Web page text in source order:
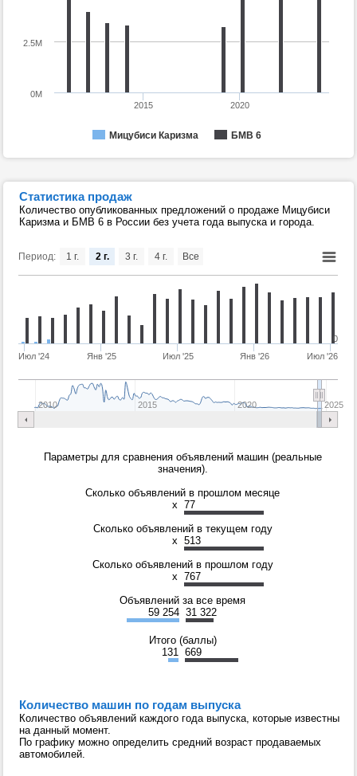
Мицубиси Каризма БМВ 6
2015 2020
0M
2.5M
Статистика продаж
Количество опубликованных предложений о продаже Мицубиси
Каризма и БМВ 6 в России без учета года выпуска и города.
Период:
Июл '24 Янв '25 Июл '25 Янв '26 Июл '26
2010 2015 2020 2025
0
1 г. 2 г. 3 г. 4 г. Все
Параметры для сравнения объявлений машин (реальные
значения).
Сколько объявлений в прошлом месяце
x 77
Сколько объявлений в текущем году
x 513
Сколько объявлений в прошлом году
x 767
Объявлений за все время
59 254 31 322
Итого (баллы)
131
669
Количество машин по годам выпуска
Количество объявлений каждого года выпуска, которые известны
на данный момент.
По графику можно определить средний возраст продаваемых
автомобилей.